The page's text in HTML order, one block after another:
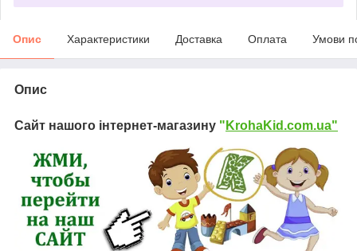
Опис Характеристики Доставка Оплата Умови
Опис
Сайт нашого інтернет-магазину " KrohaKid.com.ua"